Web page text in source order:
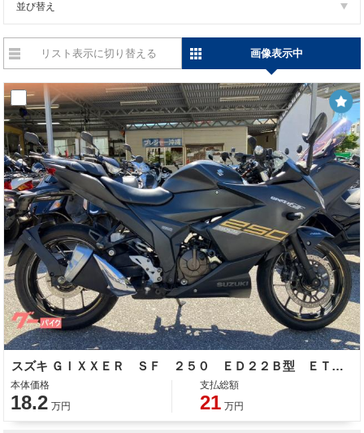
並び替え
リスト表示に切り替える 画像表示中
スズキ ＧＩＸＸＥＲ ＳＦ ２５０ ＥＤ２２Ｂ型 ＥＴＣ 整備 保証 自賠責保険
本体価格
18.2 万円
支払総額
21 万円